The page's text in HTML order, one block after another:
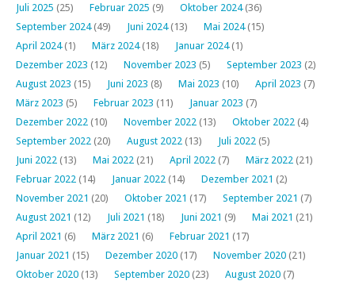
Juli 2025 (25) Februar 2025 (9) Oktober 2024(36)
September 2024(49) Juni 2024(13) Mai 2024(15)
April 2024(1) März 2024(18) Januar 2024(1)
Dezember 2023 (12) November 2023 (5) September 2023 (2)
August 2023 (15) Juni 2023 (8) Mai 2023 (10) April 2023 (7)
März 2023 (5) Februar 2023 (11) Januar 2023 (7)
Dezember 2022 (10) November 2022 (13) Oktober 2022 (4)
September 2022 (20) August 2022 (13) Juli 2022 (5)
Juni 2022 (13) Mai 2022 (21) April 2022 (7) März 2022 (21)
Februar 2022 (14) Januar 2022 (14) Dezember 2021 (2)
November 2021 (20) Oktober 2021 (17) September 2021 (7)
August 2021 (12) Juli 2021 (18) Juni 2021 (9) Mai 2021 (21)
April 2021 (6) März 2021 (6) Februar 2021 (17)
Januar 2021 (15) Dezember 2020 (17) November 2020 (21)
Oktober 2020 (13) September 2020 (23) August 2020 (7)